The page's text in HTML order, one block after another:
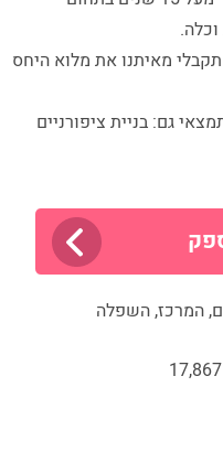
מאיתנו את מלוא היחס
גם: בניית ציפורניים
המרכז, השפלה
17,867